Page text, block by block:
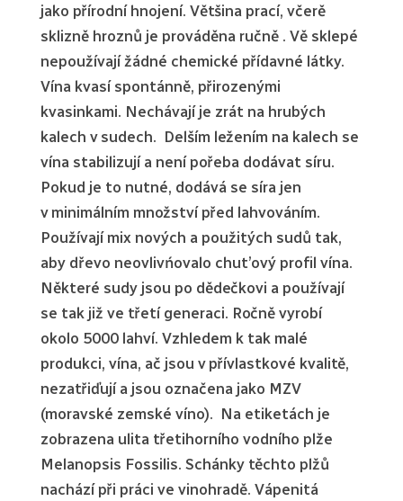
jako přírodní hnojení. Většina prací, včerě
sklizně hroznů je prováděna ručně . Vě sklepé
nepoužívají žádné chemické přídavné látky.
Vína kvasí spontánně, přirozenými
kvasinkami. Nechávají je zrát na hrubých
kalech v sudech. Delším ležením na kalech se
vína stabilizují a není pořeba dodávat síru.
Pokud je to nutné, dodává se síra jen
v minimálním množství před lahvováním.
Používají mix nových a použitých sudů tak,
aby dřevo neovlivńovalo chut’ový profil vína.
Některé sudy jsou po dědečkovi a používají
se tak již ve třetí generaci. Ročně vyrobí
okolo 5000 lahví. Vzhledem k tak malé
produkci, vína, ač jsou v přívlastkové kvalitě,
nezatřiďují a jsou označena jako MZV
(moravské zemské víno). Na etiketách je
zobrazena ulita třetihorního vodního plže
Melanopsis Fossilis. Schánky těchto plžů
nachází při práci ve vinohradě. Vápenitá